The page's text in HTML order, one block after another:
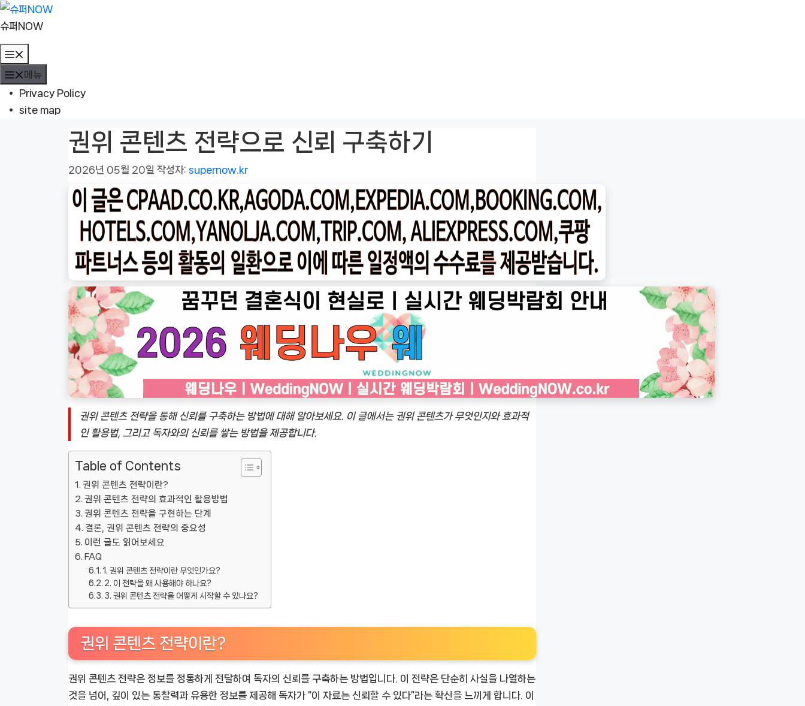
컨
텐
츠
로
건
슈퍼NOW
뉴
메뉴
Privacy Policy
site map
권위 콘텐츠 전략으로 신뢰 구축하기
2026년 05월 20일 작성자: supernow.kr
권위 콘텐츠 전략을 통해 신뢰를 구축하는 방법에 대해 알아보세요. 이 글에서는 권위 콘텐츠가 무엇인지와 효과적
인 활용법, 그리고 독자와의 신뢰를 쌓는 방법을 제공합니다.
Table of Contents
권위 콘텐츠 전략이란?
권위 콘텐츠 전략의 효과적인 활용방법
권위 콘텐츠 전략을 구현하는 단계
결론, 권위 콘텐츠 전략의 중요성
이런 글도 읽어보세요
FAQ
1. 권위 콘텐츠 전략이란 무엇인가요?
2. 이 전략을 왜 사용해야 하나요?
3. 권위 콘텐츠 전략을 어떻게 시작할 수 있나요?
권위 콘텐츠 전략이란?
권위 콘텐츠 전략은 정보를 정통하게 전달하여 독자의 신뢰를 구축하는 방법입니다. 이 전략은 단순히 사실을 나열하는
것을 넘어, 깊이 있는 통찰력과 유용한 정보를 제공해 독자가 “이 자료는 신뢰할 수 있다”라는 확신을 느끼게 합니다. 이